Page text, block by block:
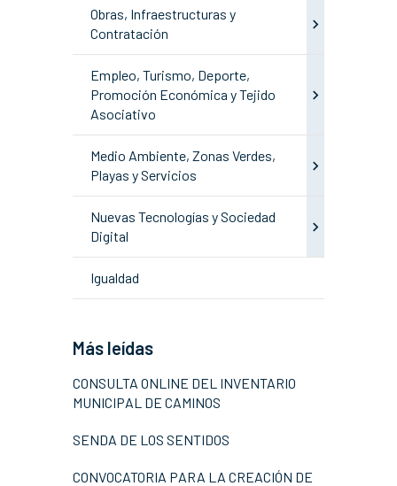
Obras, Infraestructuras y
Contratación
Empleo, Turismo, Deporte,
Promoción Económica y Tejido
Asociativo
Medio Ambiente, Zonas Verdes,
Playas y Servicios
Nuevas Tecnologías y Sociedad
Digital
Igualdad
Más leídas
CONSULTA ONLINE DEL INVENTARIO
MUNICIPAL DE CAMINOS
SENDA DE LOS SENTIDOS
CONVOCATORIA PARA LA CREACIÓN DE